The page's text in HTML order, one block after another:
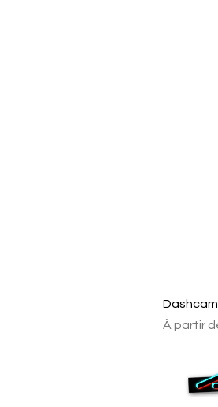
À partir
Prix